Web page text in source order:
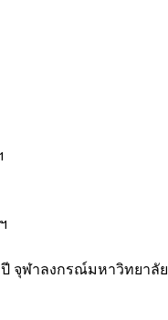
ปี จุฬาลงกรณ์มหาวิทยาลัย